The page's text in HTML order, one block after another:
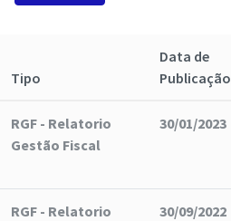
Tipo
Data de
Publicação
RGF - Relatorio
Gestão Fiscal
30/01/2023
RGF - Relatorio
30/09/2022